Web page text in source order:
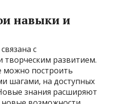
навыки и
с
развитием.
можно построить
шагами, на доступных
знания расширяют